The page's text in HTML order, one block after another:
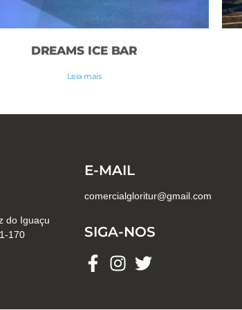
DREAMS ICE BAR
Leia mais
do Iguaçu
170
E-MAIL
comercialgloritur@gmail.com
SIGA-NOS